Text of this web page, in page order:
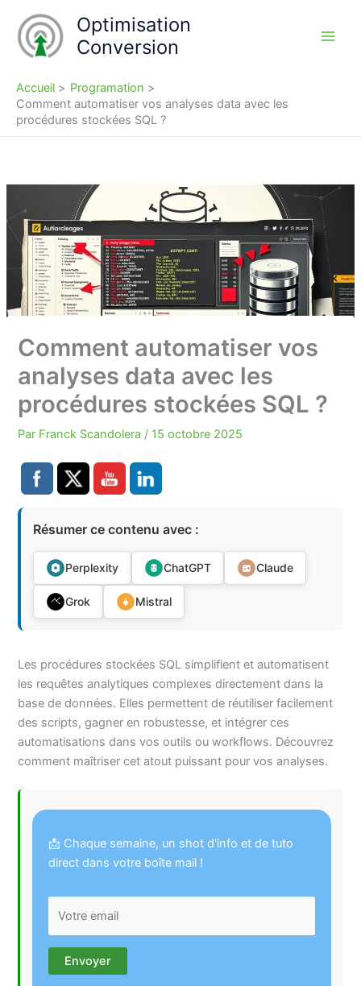
contenu
Optimisation
Conversion
Accueil
Programation
Comment automatiser vos analyses data avec les
procédures stockées SQL ?
Comment automatiser vos
analyses data avec les
procédures stockées SQL ?
Par Franck Scandolera / 15 octobre 2025
Résumer ce contenu avec :
Perplexity ChatGPT Claude
Grok Mistral
Les procédures stockées SQL simplifient et automatisent
les requêtes analytiques complexes directement dans la
base de données. Elles permettent de réutiliser facilement
des scripts, gagner en robustesse, et intégrer ces
automatisations dans vos outils ou workflows. Découvrez
comment maîtriser cet atout puissant pour vos analyses.
📩 Chaque semaine, un shot d'info et de tuto
direct dans votre boîte mail !